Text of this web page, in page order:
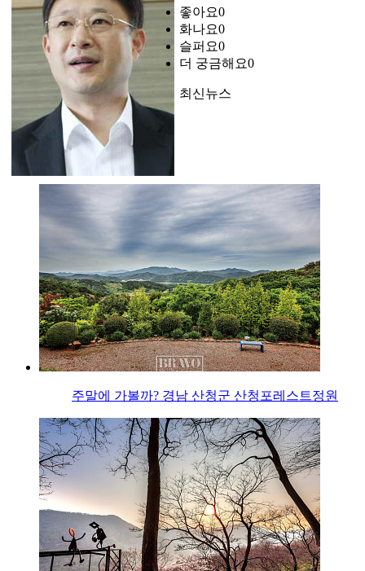
좋아요0
화나요0
슬퍼요0
더 궁금해요0
최신뉴스
주말에 가볼까? 경남 산청군 산청포레스트정원